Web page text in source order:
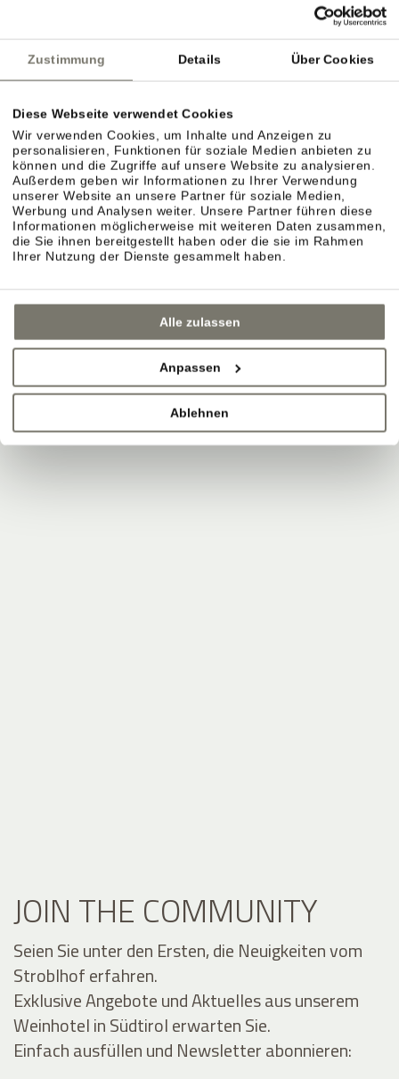
Zustimmung Details Über Cookies
Diese Webseite verwendet Cookies
Wir verwenden Cookies, um Inhalte und Anzeigen zu
personalisieren, Funktionen für soziale Medien anbieten zu
können und die Zugriffe auf unsere Website zu analysieren.
Außerdem geben wir Informationen zu Ihrer Verwendung
unserer Website an unsere Partner für soziale Medien,
Werbung und Analysen weiter. Unsere Partner führen diese
Informationen möglicherweise mit weiteren Daten zusammen,
die Sie ihnen bereitgestellt haben oder die sie im Rahmen
Ihrer Nutzung der Dienste gesammelt haben.
Alle zulassen
Anpassen
Ablehnen
ÖBB
Südtirol Transfer
Flughafen Bozen
Flughafen Innsbruck
Flughafen Verona Villafranca
JOIN THE COMMUNITY
Seien Sie unter den Ersten, die Neuigkeiten vom
Stroblhof erfahren.
Exklusive Angebote und Aktuelles aus unserem
Weinhotel in Südtirol erwarten Sie.
Einfach ausfüllen und Newsletter abonnieren: